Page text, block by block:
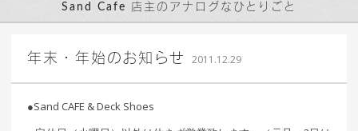
Sand Cafe 店主のアナログなひとりごと
年末・年始のお知らせ 2011.12.29｜ 更新日：
込山 敏郎
●Sand CAFE & Deck Shoes